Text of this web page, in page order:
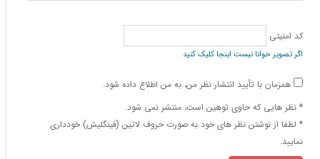
کد امنیتی
اگر تصویر خوانا نیست اینجا کلیک کنید
همزمان با تأیید انتشار نظر من، به من اطلاع داده شود.
* نظر هایی كه حاوی توهین است، منتشر نمی شود.
* لطفا از نوشتن نظر های خود به صورت حروف لاتین (فینگلیش) خودداری
نمایید.